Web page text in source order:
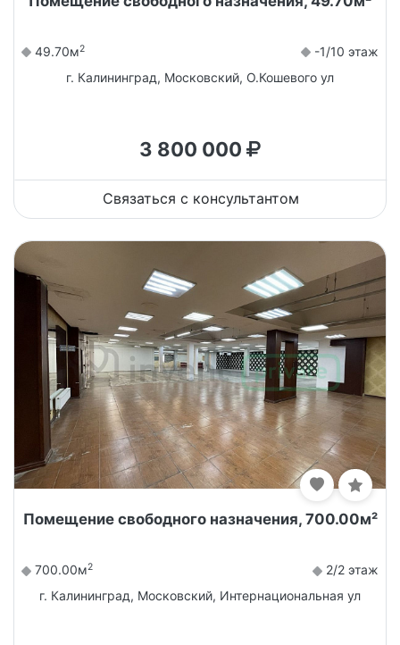
49.70м2
-1/10 этаж
г. Калининград, Московский, О.Кошевого ул
3 800 000
Связаться с консультантом
Помещение свободного назначения, 700.00м²
700.00м2
2/2 этаж
г. Калининград, Московский, Интернациональная ул